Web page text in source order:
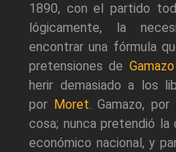
1890, con el partido
lógicamente, la
encontrar una fórmula
pretensiones de Gamazo
herir demasiado a los
por Moret. Gamazo,
cosa; nunca pretendió la
económico nacional, y